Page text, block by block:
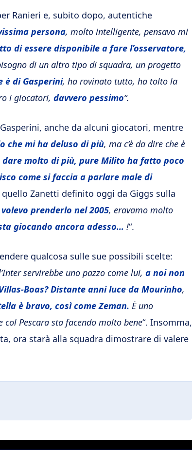
Ranieri e, subito dopo, autentiche
persona, molto intelligente, pensavo mi
di essere disponibile a fare l’osservatore,
di un altro tipo di squadra, un progetto
è di Gasperini, ha rovinato tutto, ha tolto la
i giocatori, davvero pessimo“.
anche da alcuni giocatori, mentre
che mi ha deluso di più, ma c’è da dire che è
dare molto di più, pure Milito ha fatto poco
come si faccia a parlare male di
quello Zanetti definito oggi da Giggs sulla
prenderlo nel 2005, eravamo molto
giocando ancora adesso… !“.
qualcosa sulle sue possibili scelte:
servirebbe uno pazzo come lui, a noi non
Boas? Distante anni luce da Mourinho,
è bravo, così come Zeman. È uno
col Pescara sta facendo molto bene“. Insomma,
ora starà alla squadra dimostrare di valere